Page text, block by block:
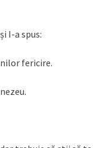
I-a spus:
fericire.